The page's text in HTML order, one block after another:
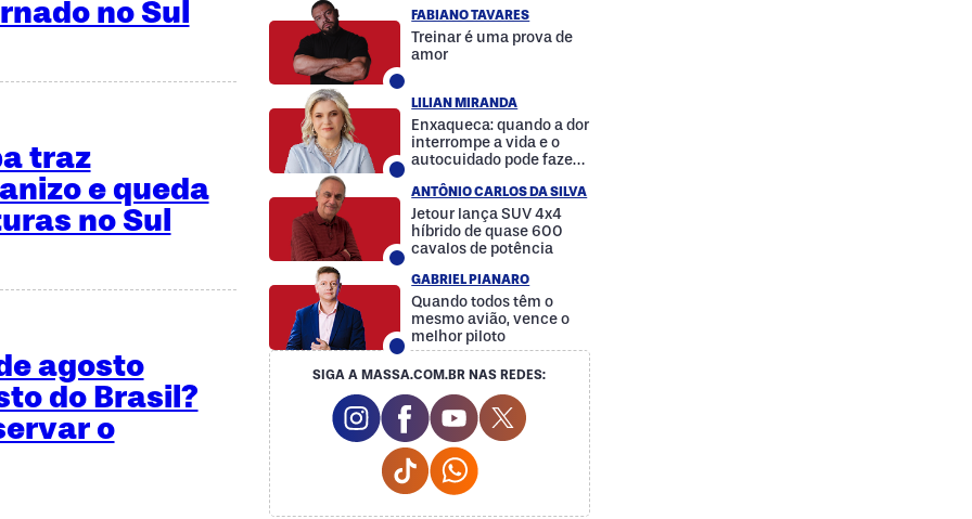
no Sul
traz
e queda
no Sul
agosto
do Brasil?
o
FABIANO TAVARES
Treinar é uma prova de
amor
LILIAN MIRANDA
Enxaqueca: quando a dor
interrompe a vida e o
autocuidado pode fazer
ANTÔNIO CARLOS DA SILVA
Jetour lança SUV 4x4
híbrido de quase 600
cavalos de potência
GABRIEL PIANARO
Quando todos têm o
mesmo avião, vence o
melhor piloto
SIGA A MASSA.COM.BR NAS REDES:
Instagram Social Media
Facebook Social Media
Youtube Social Media
Twitter Social Media
Tiktok Social Media
Whatsapp Social Media